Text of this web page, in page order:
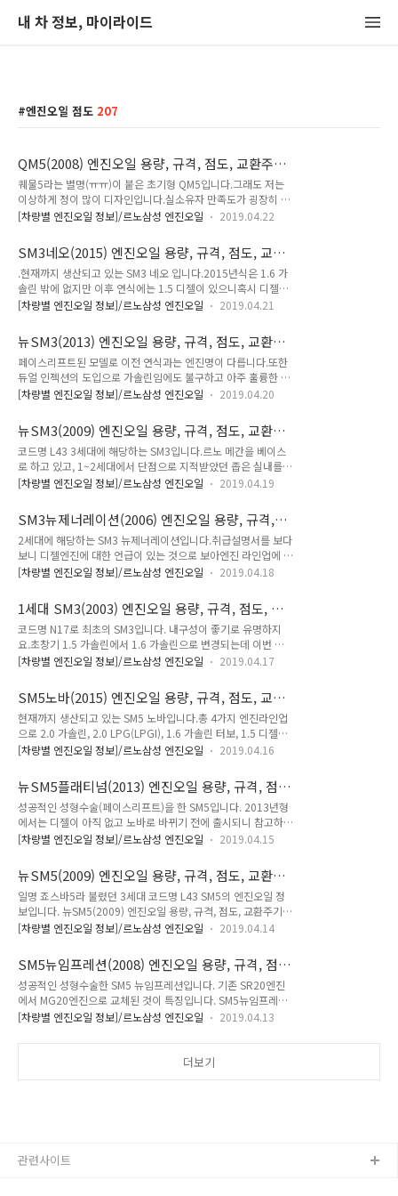
내 차 정보, 마이라이드
엔진오일 점도 207
QM5(2008) 엔진오일 용량, 규격, 점도, 교환주기
(2.5가솔린, 2.0디젤)
퀘물5라는 별명(ㅠㅠ)이 붙은 초기형 QM5입니다.그래도 저는
이상하게 정이 많이 디자인입니다.실소유자 만족도가 굉장히 높
은 차량이고 완성도 높은 차량이라 평가받는 모델입니다.
2.0디젤) * 엔진오일 교환 주기 : 10,000km 도래 시 (일반조건),
5,0000km / 3개월 중 먼저 도래 시 (가혹조건) 2.5 가솔린 (엔
진명 : QR25, 2TR)엔진오일 용량 : 5.1 L (오일 및 오일필터 교
환 시)엔진오일 규격 : API SL급엔진오일 점도 : 5W30 2.0 디젤
(엔진명 : M9R)엔진오일 용량 :7.4 L (오일 및 오일필터 교환 시)
노삼성자동차
[차량별 엔진오일 정보]/르노삼성 엔진오일 2019.04.22
SM3네오(2015) 엔진오일 용량, 규격, 점도, 교환
주기(1.6가솔린)
.현재까지 생산되고 있는 SM3 네오 입니다.2015년식은 1.6 가
솔린 밖에 없지만 이후 연식에는 1.5 디젤이 있으니혹시 디젤엔
진 정보가 필요하신 분은 본 블로그 다른 글을 참고해주시기 바
(1.6가솔린) * 엔진오일 교환 주기 : 10,000km / 1년 중 먼저 도
래 시 (일반조건), 5,000km / 3개월 중 먼저 도래 시 (가혹조건)
1.6 가솔린 (엔진명 : H4MD)엔진오일 용량 : 3.9 L (오일 및 오일
필터 교환 시)엔진오일 규격 : API SL급 이상엔진오일 점도 :
5W20, 5W30 * 출처 : 르노삼성자동차
[차량별 엔진오일 정보]/르노삼성 엔진오일 2019.04.21
뉴SM3(2013) 엔진오일 용량, 규격, 점도, 교환주
기(1.6가솔린)
페이스리프트된 모델로 이전 연식과는 엔진명이 다릅니다.또한
듀얼 인젝션의 도입으로 가솔린임에도 불구하고 아주 훌륭한 연
비가 장점입니다.이전 모델과는 라이에이터 그릴의 형상으로 구
환주기(1.6가솔린) * 엔진오일 교환 주기 : 10,000km / 1년 중
먼저 도래 시 (일반조건), 5,000km / 3개월 중 먼저 도래 시 (가
혹조건) 1.6 가솔린 (엔진명 : H4MD)엔진오일 용량 : 3.9 L (오
일 및 오일필터 교환 시)엔진오일 규격 : API SL급 이상엔진오일
점도 : 5W20, 5W30 * 출처 : 르노삼성자동차
[차량별 엔진오일 정보]/르노삼성 엔진오일 2019.04.20
뉴SM3(2009) 엔진오일 용량, 규격, 점도, 교환주
기(1.6가솔린)
코드명 L43 3세대에 해당하는 SM3입니다.르노 메간을 베이스
로 하고 있고, 1~2세대에서 단점으로 지적받았던 좁은 실내를
극복하기 위해동급 최대의 크기를 가지는 것이 특징입니다. 뉴
엔진오일 교환 주기 : 15,000km / 1년 중 먼저 도래 시 (일반조
건), 7,500km / 6개월 중 먼저 도래 시 (가혹조건) 1.6 가솔린
(코드명 : L43, 엔진명 : H4M)엔진오일 용량 : 4.3 L (오일 및 오
일필터 교환 시)엔진오일 규격 : API SL급 이상엔진오일 점도 :
5W30 * 출처 : 르노삼성자동차
[차량별 엔진오일 정보]/르노삼성 엔진오일 2019.04.19
SM3뉴제너레이션(2006) 엔진오일 용량, 규격,
점도, 교환주기(1.5가솔린, 1.6가솔린)
2세대에 해당하는 SM3 뉴제너레이션입니다.취급설명서를 보다
보니 디젤엔진에 대한 언급이 있는 것으로 보아엔진 라인업에 디
젤도 준비를 했던 것으로 예상됩니다.2005년 8월 출시임을 고
는 점이 놀랍네요. SM3뉴제너레이션(2006) 엔진오일 용량, 규
격, 점도, 교환주기(1.5가솔린, 1.6가솔린) * 엔진오일 교환 주기
: 10,000km / 6개월 중 먼저 도래 시 (일반조건), 5,000km / 3
개월 중 먼저 도래 시 (가혹조건) 1.5& 1.6 가솔린 (엔진명 : QG
15DE, QG 16DE)엔진오일 용량 : 2.7 L (오일 및 오일필터 교환
노삼성자동차
[차량별 엔진오일 정보]/르노삼성 엔진오일 2019.04.18
1세대 SM3(2003) 엔진오일 용량, 규격, 점도, 교
환주기(1.5가솔린)
코드명 N17로 최초의 SM3입니다. 내구성이 좋기로 유명하지
요.초창기 1.5 가솔린에서 1.6 가솔린으로 변경되는데 이번 포
스팅은 1.5 가솔린입니다. 1세대 SM3(2003) 엔진오일 용량, 규
10,000km / 6개월 중 먼저 도래 시 (일반조건), 5,000km / 3
개월 중 먼저 도래 시 (가혹조건) 1.5 가솔린 (엔진명 : QG
15DE)엔진오일 용량 : 2.7 L (오일 및 오일필터 교환 시)엔진오
일 규격 : API SH급 또는 SJ급엔진오일 점도 : 5W30 * 출처 : 르
노삼성자동차
[차량별 엔진오일 정보]/르노삼성 엔진오일 2019.04.17
SM5노바(2015) 엔진오일 용량, 규격, 점도, 교환
주기(2.0가솔린, 2.0LPG, 1.6가솔린터보, 1.5디젤)
현재까지 생산되고 있는 SM5 노바입니다.총 4가지 엔진라인업
으로 2.0 가솔린, 2.0 LPG(LPGI), 1.6 가솔린 터보, 1.5 디젤이
있습니다.디젤엔진 교환주기가 엄청 기네요. SM5노바(2015)
솔린터보, 1.5디젤) * 가솔린 & LPG 엔진오일 교환 주기 :
10,000km / 1년 중 먼저 도래 시 (일반조건), 7,500km / 6개
월 중 먼저 도래 시 (가혹조건)* 디젤 엔진오일 교환 주기 :
20,000km / 1년 중 먼저 도래 시 (일반조건), 10,000km / 6개
월 중 먼저 도래 시 (가혹조건) 2.0 가솔린 (엔진명 : M4RK)엔진
[차량별 엔진오일 정보]/르노삼성 엔진오일 2019.04.16
뉴SM5플래티넘(2013) 엔진오일 용량, 규격, 점
도, 교환주기(2.0가솔린, 2.0LPG, 1.6가솔린터보)
성공적인 성형수술(페이스리프트)을 한 SM5입니다. 2013년형
에서는 디젤이 아직 없고 노바로 바뀌기 전에 출시되니 참고하세
요. 뉴SM5플래티넘(2013) 엔진오일 용량, 규격, 점도, 교환주기
10,000km / 1년 중 먼저 도래 시 (일반조건), 5,000km / 3개
월 중 먼저 도래 시 (가혹조건) 2.0 가솔린 & LPG (가솔린 엔진
명 : M4RK, LPGI 엔진명 : M4RN)엔진오일 용량 : 4.2 L (오일
및 오일필터 교환 시)엔진오일 규격 : API SL급 이상엔진오일 점
도 : 5W20, 5W30 1.6 가솔린 터보 (엔진명 : M5M)엔진오일 용
[차량별 엔진오일 정보]/르노삼성 엔진오일 2019.04.15
뉴SM5(2009) 엔진오일 용량, 규격, 점도, 교환주
기(2.0가솔린, 2.0LPG)
일명 죠스바5라 불렸던 3세대 코드명 L43 SM5의 엔진오일 정
보입니다. 뉴SM5(2009) 엔진오일 용량, 규격, 점도, 교환주기
(2.0가솔린, 2.0LPG) * 엔진오일 교환 주기 : 10,000km / 1년
(가혹조건) 2.0 가솔린 & LPG엔진오일 용량 : 4.8 L (오일 및 오
일필터 교환 시)엔진오일 규격 : API SL급 이상엔진오일 점도 :
5W30 * 출처 : 르노삼성자동차
[차량별 엔진오일 정보]/르노삼성 엔진오일 2019.04.14
SM5뉴임프레션(2008) 엔진오일 용량, 규격, 점
도, 교환주기(2.0가솔린)
성공적인 성형수술한 SM5 뉴임프레션입니다. 기존 SR20엔진
에서 MG20엔진으로 교체된 것이 특징입니다. SM5뉴임프레션
(2008) 엔진오일 용량, 규격, 점도, 교환주기(2.0가솔린) * 엔진
(MG20 엔진)엔진오일 용량 : 3.8 L (오일 및 오일필터 교체 시)
[차량별 엔진오일 정보]/르노삼성 엔진오일 2019.04.13
더보기
관련사이트